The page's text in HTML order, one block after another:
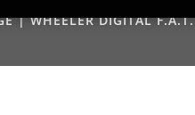
| WHEELER DIGITAL F.A.T.